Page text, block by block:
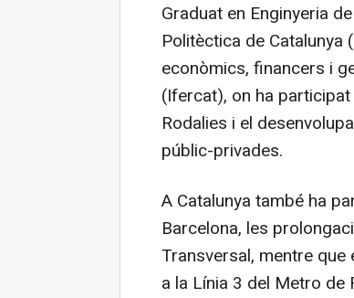
Graduat en Enginyeria
Politèctica de Catalunya
econòmics, financers i
(Ifercat), on ha
Rodalies i el
públic-privades.
A Catalunya també ha
Barcelona, les
Transversal, mentre
a la Línia 3 del Metro